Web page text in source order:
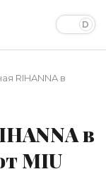
RIHANNA в
в
MIU